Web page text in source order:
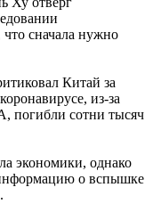
что сначала нужно
Китай за
из-за
погибли сотни тысяч
экономики, однако
о вспышке